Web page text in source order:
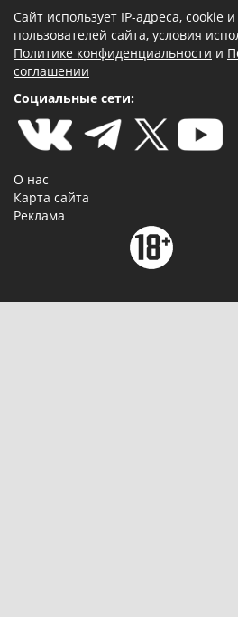
Сайт использует IP-адреса, cookie
пользователей сайта, условия
Политике конфиденциальности и
соглашении
Социальные сети:
О нас
Карта сайта
Реклама